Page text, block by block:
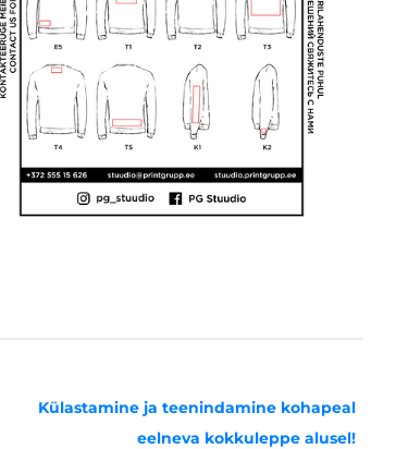
Külastamine ja teenindamine kohapeal
eelneva kokkuleppe alusel!